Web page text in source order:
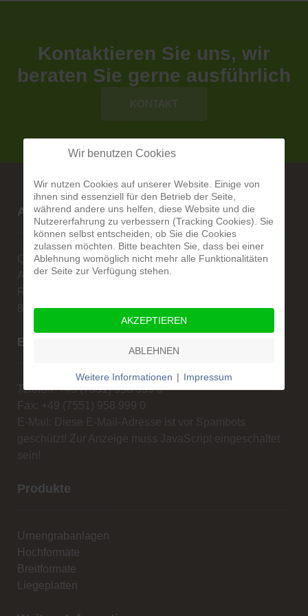
Kontaktieren Sie uns, wir
beraten Sie gerne ausführlich
KONTAKT
Alberg-Natursteine
Qualität ist unsere Stärke
Alexander Alberg
Rengoldshauserstr. 1A
88662 Überlingen
Beratung und Verkauf
Telefon: +49 (7551) 958 999 0
Fax: +49 (7551) 958 999 0
E-Mail: Diese E-Mail-Adresse ist vor Spambots
geschützt! Zur Anzeige muss JavaScript eingeschaltet
sein!
Produkte
Urnengrabanlagen
Hochformate
Breitformate
Liegeplatten
Wir benutzen Cookies
Wir nutzen Cookies auf unserer Website. Einige von
ihnen sind essenziell für den Betrieb der Seite,
während andere uns helfen, diese Website und die
Nutzererfahrung zu verbessern (Tracking Cookies). Sie
können selbst entscheiden, ob Sie die Cookies
zulassen möchten. Bitte beachten Sie, dass bei einer
Ablehnung womöglich nicht mehr alle Funktionalitäten
der Seite zur Verfügung stehen.
AKZEPTIEREN
ABLEHNEN
Weitere Informationen | Impressum